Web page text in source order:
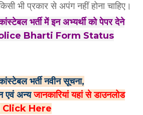
भी प्रकार से अपंग नहीं होना चाहिए।
भर्ती में इन अभ्यर्थी को पेपर देने
Police Bharti Form Status
भर्ती नवीन सूचना,
एवं अन्यजानकारियां यहां से डाउनलोड
Here